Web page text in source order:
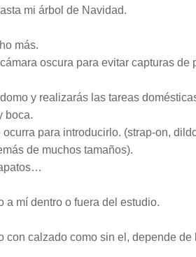
mi árbol de Navidad.
más.
oscura para evitar capturas de
y realizarás las tareas
boca.
para introducirlo. (strap-on,
de muchos tamaños).
a mí dentro o fuera del estudio.
calzado como sin el, depende de